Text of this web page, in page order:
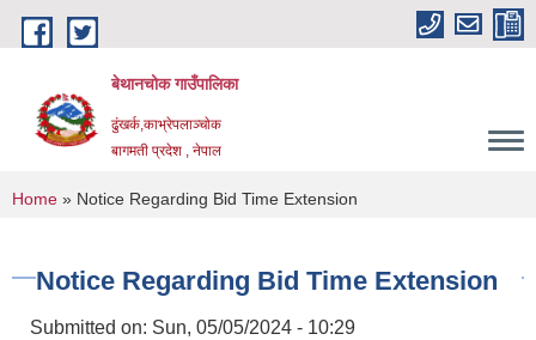
Skip to main content
बेथानचोक गाउँपालिका
ढुंखर्क,काभ्रेपलाञ्चाेक
बागमती प्रदेश , नेपाल
You are here
Home » Notice Regarding Bid Time Extension
Notice Regarding Bid Time Extension
Submitted on: Sun, 05/05/2024 - 10:29